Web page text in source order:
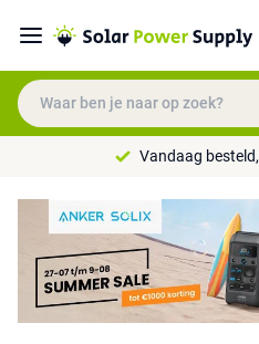
Vandaag besteld,